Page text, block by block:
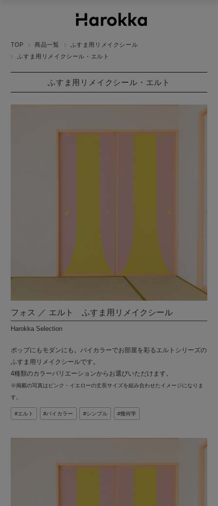
TOP 商品一覧
ふすま用リメイクシール
ふすま用リメイクシール・エルト
ふすま用リメイクシール・エルト
フォス ／ エルト ふすま用リメイクシール
Harokka Selection
ポップにもモダンにも。バイカラーでお部屋を彩るエルトシリーズの
ふすま用リメイクシールです。
4種類のカラーバリエーションからお選びいただけます。
※掲載の写真はピンク・イエローの丈長サイズを組み合わせたイメージになりま
す。
エルト バイカラー シンプル 幾何学